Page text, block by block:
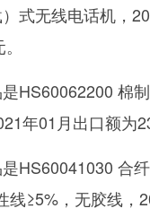
式无线电话机，
HS60062200 棉
年01月出口额为
HS60041030 合
线≥5%，无胶线，